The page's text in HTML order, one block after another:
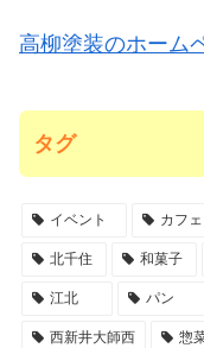
高柳塗装のホーム
タグ
イベント カフェ
北千住 和菓子
江北 パン
西新井大師西 惣